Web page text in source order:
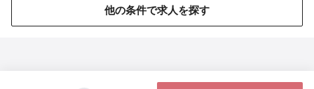
他の条件で求人を探す